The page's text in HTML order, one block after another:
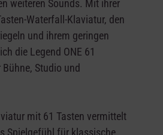
weiteren Sounds. Mit ihrer
Waterfall-Klaviatur, den
und ihrem geringen
die Legend ONE 61
Studio und
mit 61 Tasten vermittelt
Spielgefühl für klassische